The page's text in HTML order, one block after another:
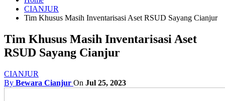
CIANJUR
Tim Khusus Masih Inventarisasi Aset RSUD Sayang Cianjur
Tim Khusus Masih Inventarisasi Aset
RSUD Sayang Cianjur
CIANJUR
By Bewara Cianjur On Jul 25, 2023